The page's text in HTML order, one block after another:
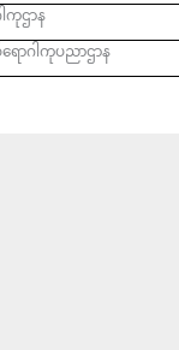
ါကုဌာန
ာဂါကုပညာဌာန